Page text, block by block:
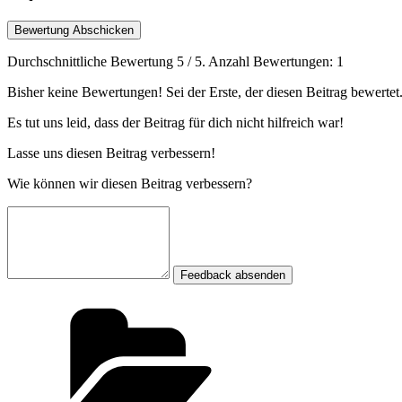
Bewertung Abschicken
Durchschnittliche Bewertung 5 / 5. Anzahl Bewertungen: 1
Bisher keine Bewertungen! Sei der Erste, der diesen Beitrag bewertet.
Es tut uns leid, dass der Beitrag für dich nicht hilfreich war!
Lasse uns diesen Beitrag verbessern!
Wie können wir diesen Beitrag verbessern?
Feedback absenden